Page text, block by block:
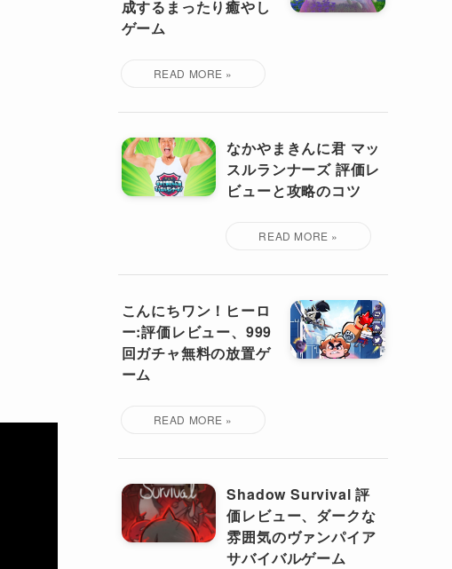
成するまったり癒やし
ゲーム
なかやまきんに君 マッ
スルランナーズ 評価レ
ビューと攻略のコツ
こんにちワン！ヒーロ
ー:評価レビュー、999
回ガチャ無料の放置ゲ
ーム
Shadow Survival 評
価レビュー、ダークな
雰囲気のヴァンパイア
サバイバルゲーム